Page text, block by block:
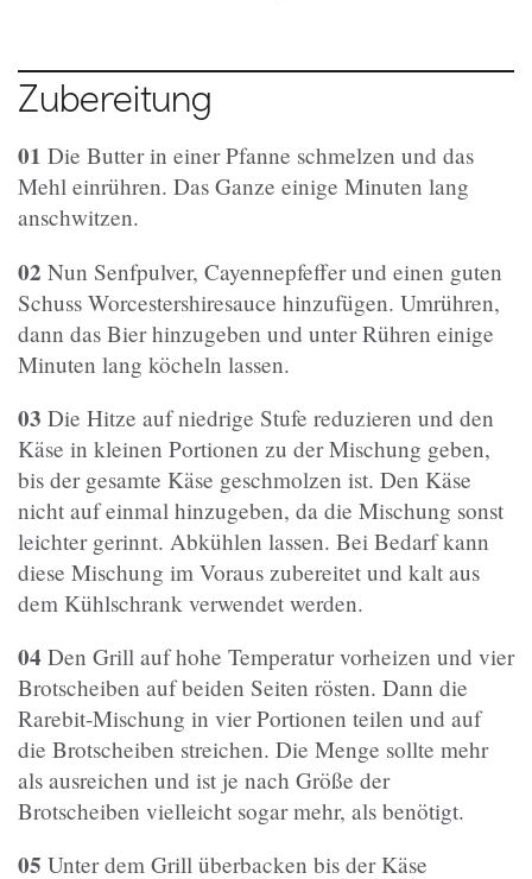
Zubereitung
01 Die Butter in einer Pfanne schmelzen und das
Mehl einrühren. Das Ganze einige Minuten lang
anschwitzen.
02 Nun Senfpulver, Cayennepfeffer und einen guten
Schuss Worcestershiresauce hinzufügen. Umrühren,
dann das Bier hinzugeben und unter Rühren einige
Minuten lang köcheln lassen.
03 Die Hitze auf niedrige Stufe reduzieren und den
Käse in kleinen Portionen zu der Mischung geben,
bis der gesamte Käse geschmolzen ist. Den Käse
nicht auf einmal hinzugeben, da die Mischung sonst
leichter gerinnt. Abkühlen lassen. Bei Bedarf kann
diese Mischung im Voraus zubereitet und kalt aus
dem Kühlschrank verwendet werden.
04 Den Grill auf hohe Temperatur vorheizen und vier
Brotscheiben auf beiden Seiten rösten. Dann die
Rarebit-Mischung in vier Portionen teilen und auf
die Brotscheiben streichen. Die Menge sollte mehr
als ausreichen und ist je nach Größe der
Brotscheiben vielleicht sogar mehr, als benötigt.
05 Unter dem Grill überbacken bis der Käse